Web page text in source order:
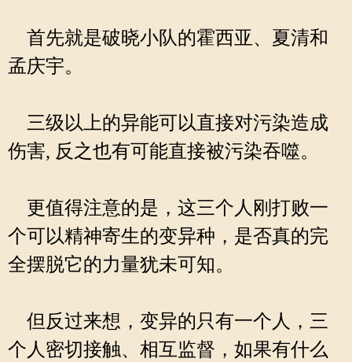
首先就是破晓小队的霍西亚、夏清和
孟庆宇。
三级以上的异能可以直接对污染造成
伤害, 反之也有可能直接被污染吞噬。
更值得注意的是，这三个人刚打败一
个可以精神寄生的变异种，是否真的完
全摆脱它的力量犹未可知。
但反过来想，变异的只有一个人，三
个人密切接触、相互监督，如果有什么